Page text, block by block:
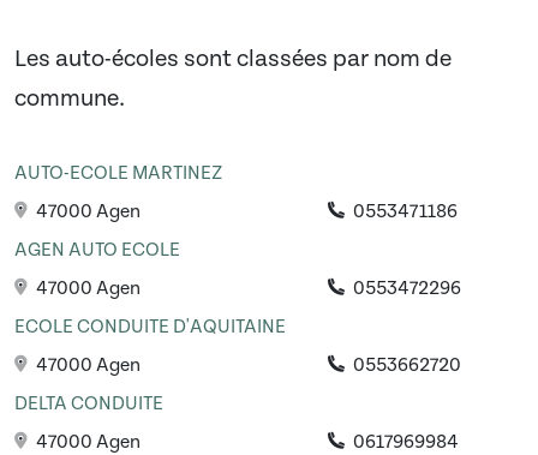
Les auto-écoles sont classées par nom de
commune.
AUTO-ECOLE MARTINEZ
47000 Agen
0553471186
AGEN AUTO ECOLE
47000 Agen
0553472296
ECOLE CONDUITE D'AQUITAINE
47000 Agen
0553662720
DELTA CONDUITE
47000 Agen
0617969984